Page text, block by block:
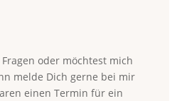
oder möchtest mich
melde Dich gerne bei mir
einen Termin für ein